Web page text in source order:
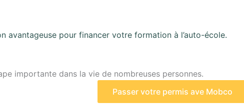
avantageuse pour financer votre formation à l’auto-école.
importante dans la vie de nombreuses personnes.
Passer votre permis ave Mobco